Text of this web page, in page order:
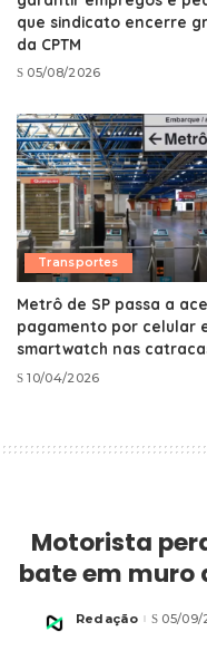
que sindicato encerre
da CPTM
05/08/2026
Transportes
Metrô de SP passa a
pagamento por celular
smartwatch nas
10/04/2026
Motorista
bate em muro
Posted
Redação 05/09/